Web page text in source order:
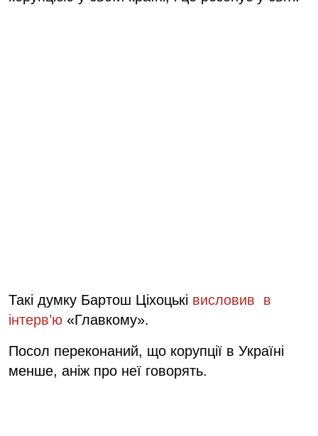
Такі думку Бартош Ціхоцькі висловив в
інтерв’ю «Главкому».
Посол переконаний, що корупції в Україні
менше, аніж про неї говорять.